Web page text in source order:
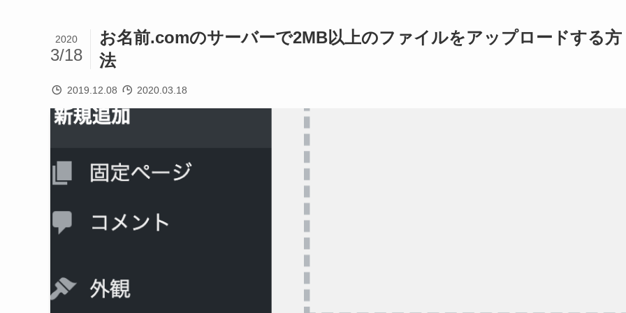
お名前.comのサーバーで2MB以上のファイルをアップロードする方
法
2020
3/18
2019.12.08 2020.03.18